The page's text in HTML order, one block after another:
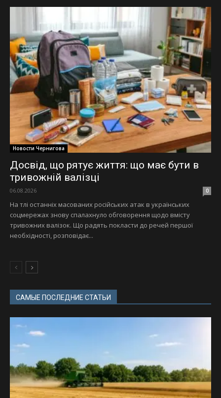
Новости Чернигова
Досвід, що рятує життя: що має бути в
тривожній валізці
06.08.2026 0
На тлі останніх масованих російських атак в українських
соцмережах знову спалахнуло обговорення щодо вмісту
тривожних валізок. Що радять покласти до речей першої
необхідності, розповідає...
САМЫЕ ПОСЛЕДНИЕ СТАТЬИ